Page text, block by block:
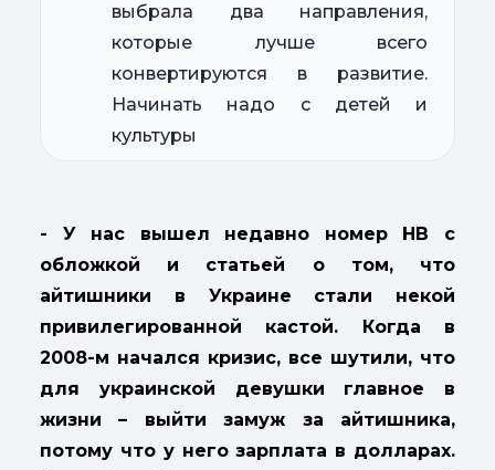
выбрала два направления,
которые лучше всего
конвертируются в развитие.
Начинать надо с детей и
культуры
- У нас вышел недавно номер НВ с
обложкой и статьей о том, что
айтишники в Украине стали некой
привилегированной кастой. Когда в
2008-м начался кризис, все шутили, что
для украинской девушки главное в
жизни – выйти замуж за айтишника,
потому что у него зарплата в долларах.